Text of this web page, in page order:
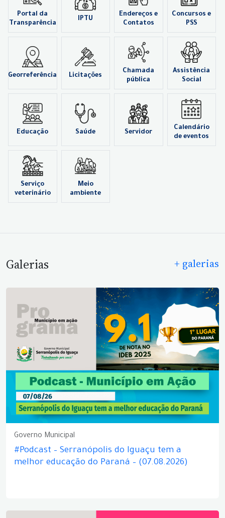
Portal da
Transparência
IPTU
Endereços e
Contatos
Concursos e
PSS
Georreferência Licitações
Chamada
pública
Assistência
Social
Educação Saúde Servidor
Calendário
de eventos
Serviço
veterinário
Meio
ambiente
Galerias + galerias
Governo Municipal
#Podcast – Serranópolis do Iguaçu tem a
melhor educação do Paraná – (07.08.2026)